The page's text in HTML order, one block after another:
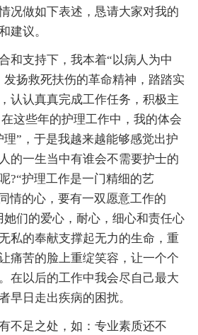
况做如下表述，恳请大家对我的
建议。
支持下，我本着“以病人为中
发扬救死扶伤的革命精神，踏踏实
认认真真完成工作任务，积极主
这些年的护理工作中，我的体会
”，于是我越来越能够感觉出护
的一生当中有谁会不需要护士的
?“护理工作是一门精细的艺
情的心，要有一双愿意工作的
她们的爱心，耐心，细心和责任心
私的奉献支撑起无力的生命，重
痛苦的脸上重绽笑容，让一个个
在以后的工作中我会尽自己最大
早日走出疾病的困扰。
足之处，如：专业素质还不